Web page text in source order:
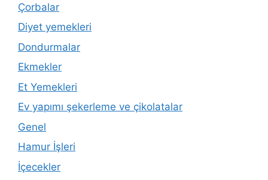
Çorbalar
Diyet yemekleri
Dondurmalar
Ekmekler
Et Yemekleri
Ev yapımı şekerleme ve çikolatalar
Genel
Hamur İşleri
İçecekler